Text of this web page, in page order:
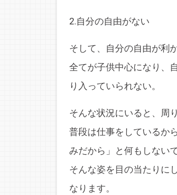
2.自分の自由がない
そして、自分の自由が利
全てが子供中心になり、
り入っていられない。
そんな状況にいると、周
普段は仕事をしているか
みだから」と何もしない
そんな姿を目の当たりに
なります。